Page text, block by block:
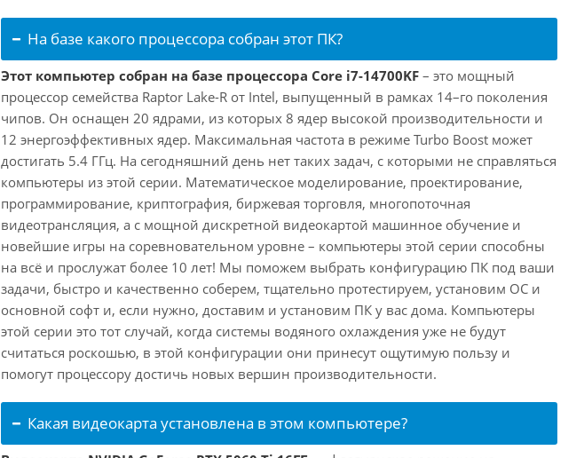
На базе какого процессора собран этот ПК?
Этот компьютер собран на базе процессора Core i7-14700KF – это мощный
процессор семейства Raptor Lake-R от Intel, выпущенный в рамках 14–го поколения
чипов. Он оснащен 20 ядрами, из которых 8 ядер высокой производительности и
12 энергоэффективных ядер. Максимальная частота в режиме Turbo Boost может
достигать 5.4 ГГц. На сегодняшний день нет таких задач, с которыми не справляться
компьютеры из этой серии. Математическое моделирование, проектирование,
программирование, криптография, биржевая торговля, многопоточная
видеотрансляция, а с мощной дискретной видеокартой машинное обучение и
новейшие игры на соревновательном уровне – компьютеры этой серии способны
на всё и прослужат более 10 лет! Мы поможем выбрать конфигурацию ПК под ваши
задачи, быстро и качественно соберем, тщательно протестируем, установим ОС и
основной софт и, если нужно, доставим и установим ПК у вас дома. Компьютеры
этой серии это тот случай, когда системы водяного охлаждения уже не будут
считаться роскошью, в этой конфигурации они принесут ощутимую пользу и
помогут процессору достичь новых вершин производительности.
Какая видеокарта установлена в этом компьютере?